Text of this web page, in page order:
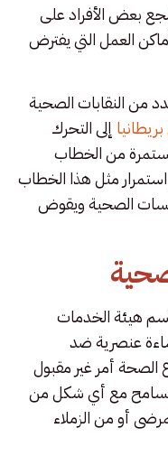
شجع بعض الأفراد على
العمل التي يفترض
من النقابات الصحية
إلى التحرك
من الخطاب
مثل هذا الخطاب
الصحية ويقوض
هيئة الخدمات
عنصرية ضد
الصحة أمر غير مقبول
تتسامح مع أي شكل من
أو من الزملاء